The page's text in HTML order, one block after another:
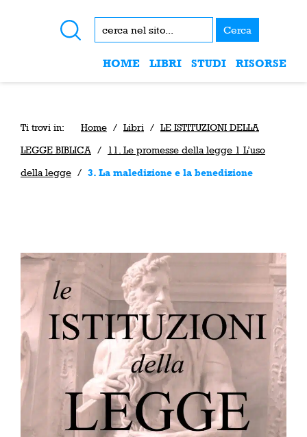
Cerca
HOME LIBRI STUDI RISORSE
Ti trovi in: Home / Libri / LE ISTITUZIONI DELLA
LEGGE BIBLICA / 11. Le promesse della legge 1 L’uso
della legge / 3. La maledizione e la benedizione